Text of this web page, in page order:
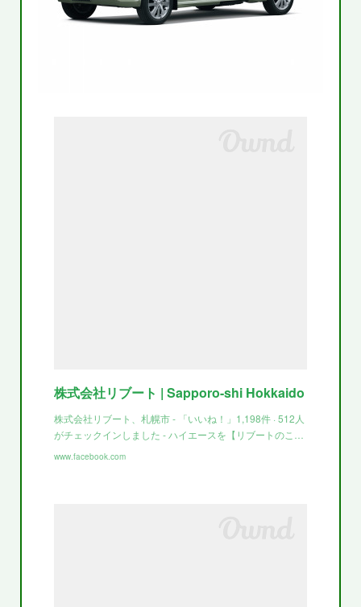
株式会社リブート | Sapporo-shi Hokkaido
株式会社リブート、札幌市 - 「いいね！」1,198件 · 512人
がチェックインしました - ハイエースを【リブートのこ…
www.facebook.com